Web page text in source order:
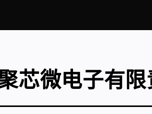
芯微电子有